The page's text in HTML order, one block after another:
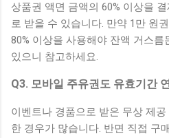
상품권 액면 금액의 60% 이상을
로 받을 수 있습니다. 만약 1만 원
80% 이상을 사용해야 잔액 거스
있으니 참고하세요.
Q3. 모바일 주유권도 유효기간
이벤트나 경품으로 받은 무상 제
한 경우가 많습니다. 반면 직접 구